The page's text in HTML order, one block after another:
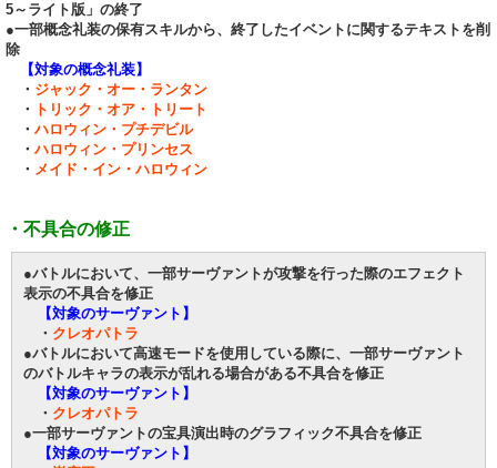
5～ライト版」の終了
●一部概念礼装の保有スキルから、終了したイベントに関するテキストを削
除
【対象の概念礼装】
・ ジャック・オー・ランタン
・ トリック・オア・トリート
・ ハロウィン・プチデビル
・ ハロウィン・プリンセス
・ メイド・イン・ハロウィン
・不具合の修正
●バトルにおいて、一部サーヴァントが攻撃を行った際のエフェクト
表示の不具合を修正
【対象のサーヴァント】
・ クレオパトラ
●バトルにおいて高速モードを使用している際に、一部サーヴァント
のバトルキャラの表示が乱れる場合がある不具合を修正
【対象のサーヴァント】
・ クレオパトラ
●一部サーヴァントの宝具演出時のグラフィック不具合を修正
【対象のサーヴァント】